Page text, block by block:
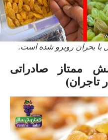
بحران روبرو شده است.
ممتاز صادراتی